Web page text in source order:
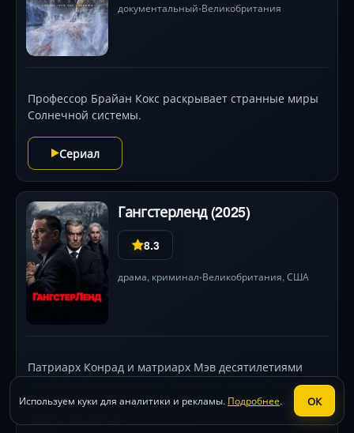
документальный•Великобритания
Профессор Брайан Кокс раскрывает странные миры
Солнечной системы.
Сериал
Гангстерленд (2025)
8.3
драма, криминал•Великобритания,США
Патриарх Конрад и матриарх Мэв десятилетиями
правили криминальным Лондоном через страх и
порядок, но их империя трещит под натиском банды
Стивенсонов — технократов от преступности. Гарри,
Используем куки для аналитики и рекламы. Подробнее. ОК